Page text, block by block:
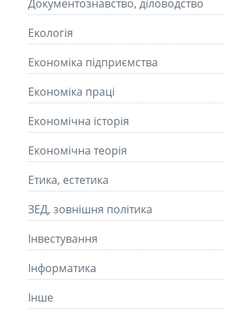
Документознавство, діловодство
Екологія
Економіка підприємства
Економіка праці
Економічна історія
Економічна теорія
Етика, естетика
ЗЕД, зовнішня політика
Інвестування
Інформатика
Інше